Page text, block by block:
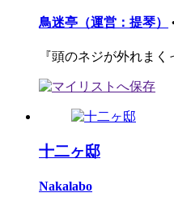
鳥迷亭（運営：提琴）
『頭のネジが外れまく
十二ヶ邸
Nakalabo